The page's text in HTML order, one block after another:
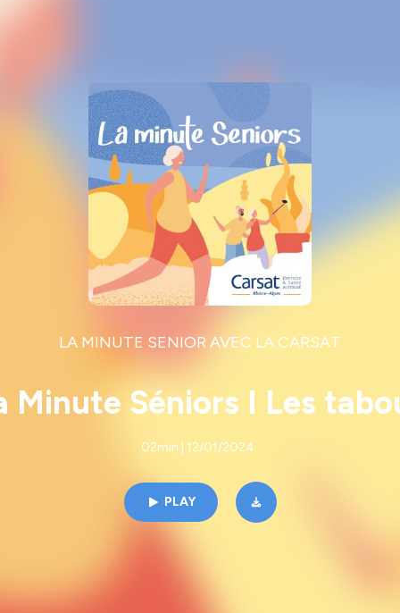
LA MINUTE SENIOR AVEC LA CARSAT
Minute Séniors I Les
02min | 12/01/2024
PLAY